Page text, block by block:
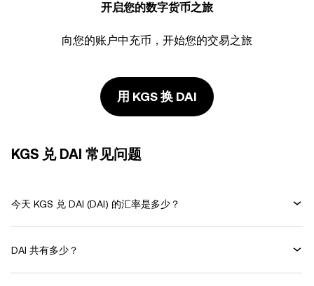
开启您的数字货币之旅
向您的账户中充币，开始您的交易之旅
用 KGS 换 DAI
KGS 兑 DAI 常见问题
今天 KGS 兑 DAI (DAI) 的汇率是多少？
DAI 共有多少？